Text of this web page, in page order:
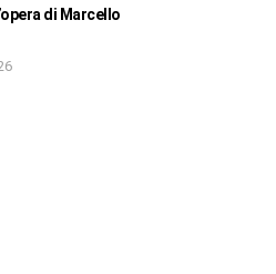
di Marcello